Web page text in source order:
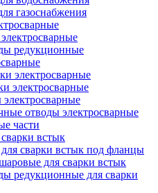
газоснабжения
редукционные
электросварные
электросварные
отводы электросварные
части
встык
сварки встык под фланцы
для сварки встык
редукционные для сварки